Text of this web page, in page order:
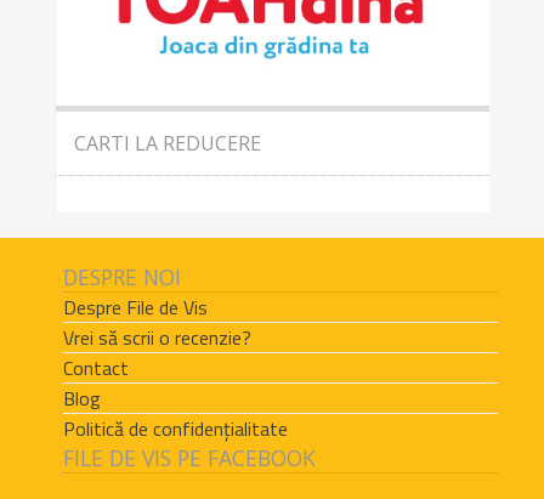
CARTI LA REDUCERE
DESPRE NOI
Despre File de Vis
Vrei să scrii o recenzie?
Contact
Blog
Politică de confidențialitate
FILE DE VIS PE FACEBOOK